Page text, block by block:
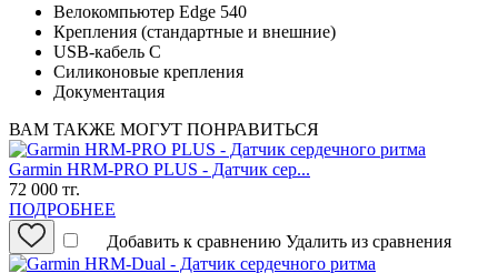
Велокомпьютер Edge 540
Крепления (стандартные и внешние)
USB-кабель C
Силиконовые крепления
Документация
ВАМ ТАКЖЕ МОГУТ ПОНРАВИТЬСЯ
Garmin HRM-PRO PLUS - Датчик сер...
72 000 тг.
ПОДРОБНЕЕ
Добавить к сравнению Удалить из сравнения